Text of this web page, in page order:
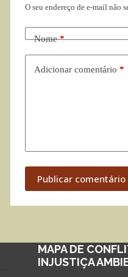
O seu endereço de e-mail não
Nome*
Adicionar comentário *
Publicar comentário
MAPA DE
INJUSTIÇA